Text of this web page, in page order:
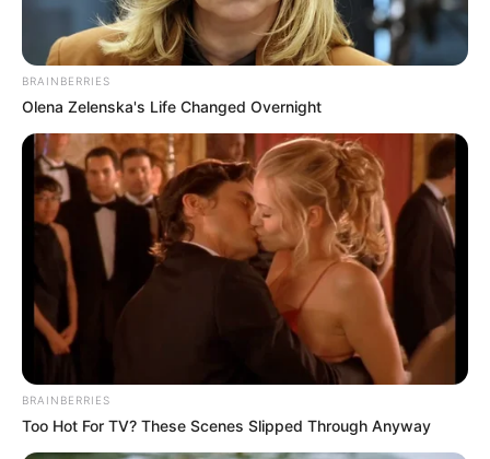
Samedi 28 Décembre 2024 à VINCENNES dans la
Réunion n°1 PRIX DE NOZAY – Trot Attelé – 2700
mètres.
BRAINBERRIES
Olena Zelenska's Life Changed Overnight
BRAINBERRIES
Too Hot For TV? These Scenes Slipped Through Anyway